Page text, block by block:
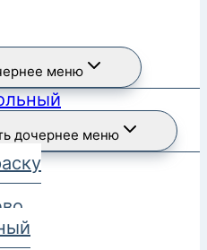
меню
дочернее меню